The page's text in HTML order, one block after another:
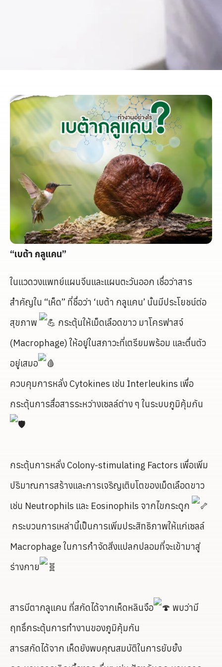
“เบต้า กลูแคน”
ในแวดวงแพทย์แผนจีนและแผนตะวันออก เชื่อว่าสาร
สำคัญใน “เห็ด” ที่ชื่อว่า ‘เบต้า กลูแคน’ นั้นมีประโยชน์ต่อ
สุขภาพ
กระตุ้นให้เม็ดเลือดขาว มาโครฟาสจ์
(Macrophage) ให้อยู่ในสภาวะที่เตรียมพร้อม และตื่นตัว
อยู่เสมอ
ควบคุมการหลั่ง Cytokines เช่น Interleukins เพื่อ
กระตุ้นการสื่อสารระหว่างเซลล์ต่าง ๆ ในระบบภูมิคุ้มกัน
กระตุ้นการหลั่ง Colony-stimulating Factors เพื่อเพิ่ม
ปริมาณการสร้างและการเจริญเติบโตของเม็ดเลือดขาว
เช่น Neutrophils และ Eosinophils จากไขกระดูก
กระบวนการเหล่านี้เป็นการเพิ่มประสิทธิภาพให้แก่เซลล์
Macrophage ในการกำจัดสิ่งแปลกปลอมที่จะเข้ามาสู่
ร่างกาย
สารบีตากลูแคน ที่สกัดได้จากเห็ดหลินจือ
พบว่ามี
ฤทธิ์กระตุ้นการทำงานของภูมิคุ้มกัน
สารสกัดได้จาก เห็ดยังพบคุณสมบัติในการยับยั้ง